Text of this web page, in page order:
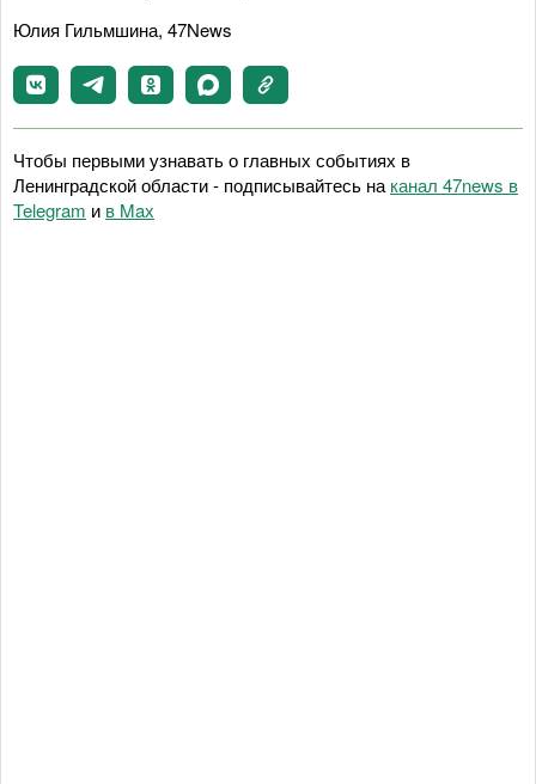
Юлия Гильмшина, 47News
Чтобы первыми узнавать о главных событиях в
Ленинградской области - подписывайтесь на канал 47news в
Telegram и в Maх